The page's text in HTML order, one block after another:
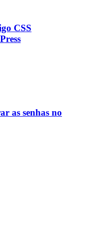
CSS
as senhas no